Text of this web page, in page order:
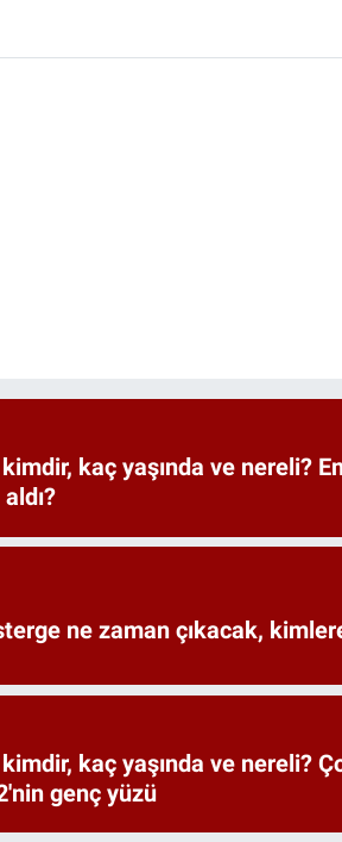
kaç yaşında ve nereli?
ne zaman çıkacak,
kaç yaşında ve nereli?
genç yüzü